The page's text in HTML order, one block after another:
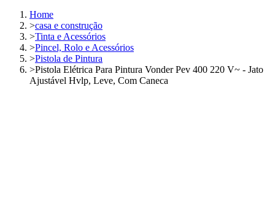
Home
>casa e construção
>Tinta e Acessórios
>Pincel, Rolo e Acessórios
>Pistola de Pintura
>Pistola Elétrica Para Pintura Vonder Pev 400 220 V~ - Jato
Ajustável Hvlp, Leve, Com Caneca